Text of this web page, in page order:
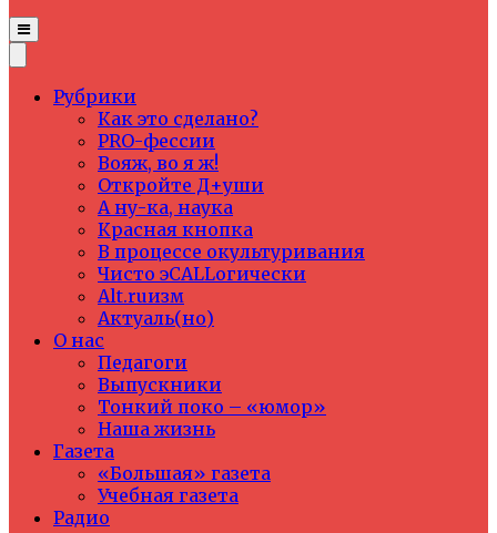
Рубрики
Как это сделано?
PRO-фессии
Вояж, во я ж!
Откройте Д+уши
А ну-ка, наука
Красная кнопка
В процессе окультуривания
Чисто эCALLогически
Alt.ruизм
Актуаль(но)
О нас
Педагоги
Выпускники
Тонкий поко – «юмор»
Наша жизнь
Газета
«Большая» газета
Учебная газета
Радио